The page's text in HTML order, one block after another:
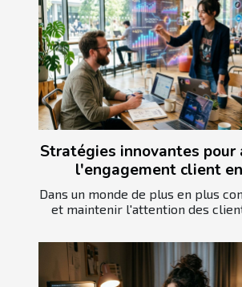
Stratégies innovantes pour
l'engagement client
Dans un monde de plus en plus
et maintenir l'attention des